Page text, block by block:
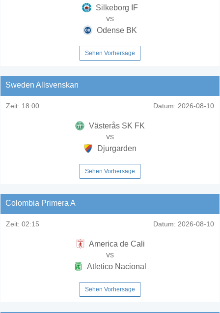
Silkeborg IF
vs
Odense BK
Sehen Vorhersage
Sweden Allsvenskan
Zeit: 18:00 Datum: 2026-08-10
Västerås SK FK
vs
Djurgarden
Sehen Vorhersage
Colombia Primera A
Zeit: 02:15 Datum: 2026-08-10
America de Cali
vs
Atletico Nacional
Sehen Vorhersage